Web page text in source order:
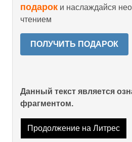
подарок и наслаждайся
чтением
ПОЛУЧИТЬ ПОДАРОК
Данный текст является
фрагментом.
Продолжение на Литрес